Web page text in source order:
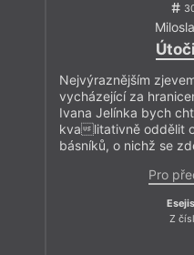
Nejvýraznějším
vycházející za
Ivana Jelínka bych
kvalitativně oddělit
básníků, o nichž se
Pro
Z